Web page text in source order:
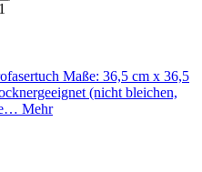
Maße: 36,5 cm x 36,5
(nicht bleichen,
Mehr